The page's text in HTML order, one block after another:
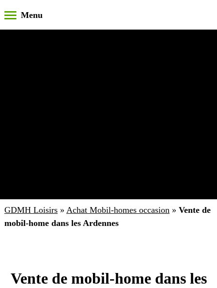
GDMH Loisirs » Achat Mobil-homes occasion » Vente de
mobil-home dans les Ardennes
Vente de mobil-home dans les